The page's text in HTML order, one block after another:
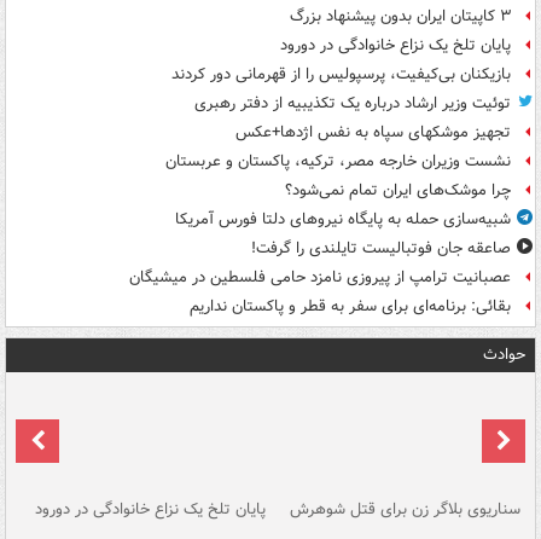
۳ کاپیتان ایران بدون پیشنهاد بزرگ
پایان تلخ یک نزاع خانوادگی در دورود
بازیکنان بی‌کیفیت، پرسپولیس را از قهرمانی دور کردند
توئیت وزیر ارشاد درباره یک تکذیبیه از دفتر رهبری
تجهیز موشکهای سپاه به نفس اژدها+عکس
نشست وزیران خارجه مصر، ترکیه، پاکستان و عربستان
چرا موشک‌های ایران تمام نمی‌شود؟
شبیه‌سازی حمله به پایگاه نیروهای دلتا فورس آمریکا
صاعقه جان فوتبالیست تایلندی را گرفت!
عصبانیت ترامپ از پیروزی نامزد حامی فلسطین در میشیگان
بقائی: برنامه‌ای برای سفر به قطر و پاکستان نداریم
حوادث
سناریوی بلاگر زن برای قتل شوهرش پایان تلخ یک نزاع خانوادگی در دورود